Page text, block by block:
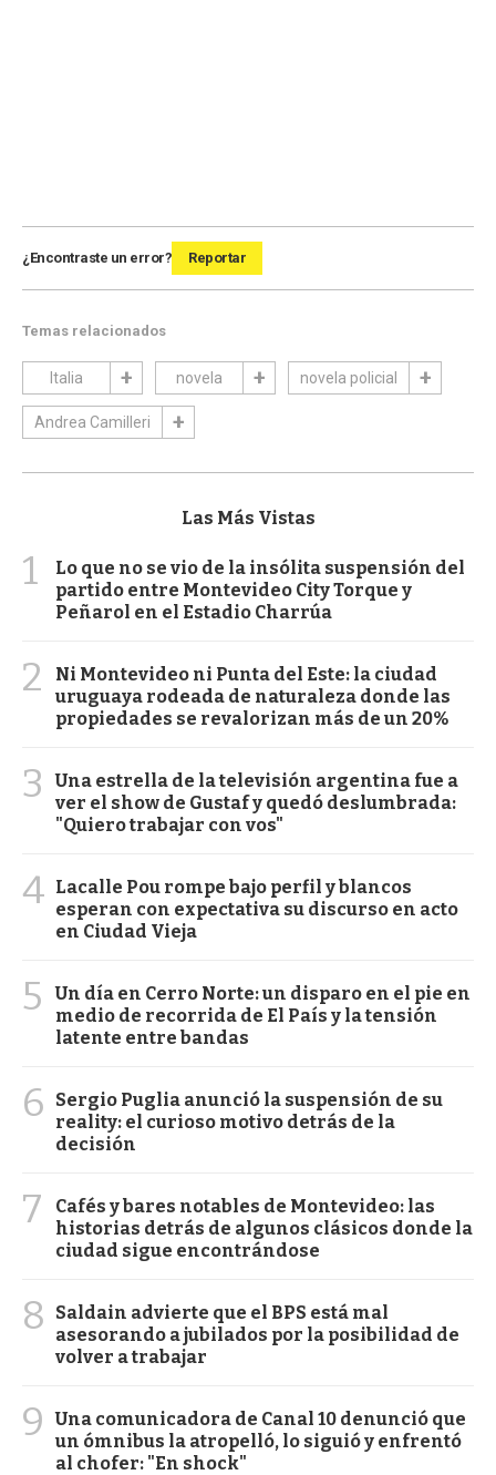
¿Encontraste un error? Reportar
Temas relacionados
Italia novela novela policial
Andrea Camilleri
Las Más Vistas
1
Lo que no se vio de la insólita suspensión del
partido entre Montevideo City Torque y
Peñarol en el Estadio Charrúa
2
Ni Montevideo ni Punta del Este: la ciudad
uruguaya rodeada de naturaleza donde las
propiedades se revalorizan más de un 20%
3
Una estrella de la televisión argentina fue a
ver el show de Gustaf y quedó deslumbrada:
"Quiero trabajar con vos"
4 Lacalle Pou rompe bajo perfil y blancos
esperan con expectativa su discurso en acto
en Ciudad Vieja
5
Un día en Cerro Norte: un disparo en el pie en
medio de recorrida de El País y la tensión
latente entre bandas
6
Sergio Puglia anunció la suspensión de su
reality: el curioso motivo detrás de la
decisión
7
Cafés y bares notables de Montevideo: las
historias detrás de algunos clásicos donde la
ciudad sigue encontrándose
8
Saldain advierte que el BPS está mal
asesorando a jubilados por la posibilidad de
volver a trabajar
9
Una comunicadora de Canal 10 denunció que
un ómnibus la atropelló, lo siguió y enfrentó
al chofer: "En shock"